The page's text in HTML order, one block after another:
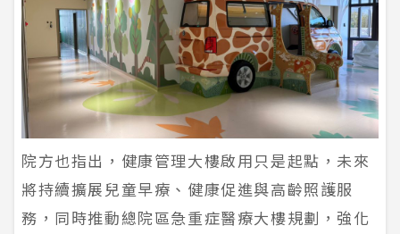
院方也指出，健康管理大樓啟用只是起點，未來
將持續擴展兒童早療、健康促進與高齡照護服
務，同時推動總院區急重症醫療大樓規劃，強化